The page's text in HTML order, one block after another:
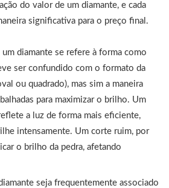
do valor de um diamante, e cada
significativa para o preço final.
diamante se refere à forma como
ser confundido com o formato da
ou quadrado), mas sim a maneira
para maximizar o brilho. Um
a luz de forma mais eficiente,
intensamente. Um corte ruim, por
o brilho da pedra, afetando
seja frequentemente associado